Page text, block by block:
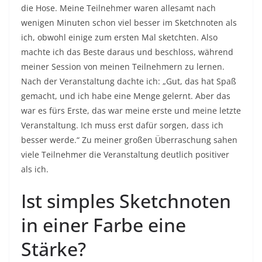
die Hose. Meine Teilnehmer waren allesamt nach
wenigen Minuten schon viel besser im Sketchnoten als
ich, obwohl einige zum ersten Mal sketchten. Also
machte ich das Beste daraus und beschloss, während
meiner Session von meinen Teilnehmern zu lernen.
Nach der Veranstaltung dachte ich: „Gut, das hat Spaß
gemacht, und ich habe eine Menge gelernt. Aber das
war es fürs Erste, das war meine erste und meine letzte
Veranstaltung. Ich muss erst dafür sorgen, dass ich
besser werde.“ Zu meiner großen Überraschung sahen
viele Teilnehmer die Veranstaltung deutlich positiver
als ich.
Ist simples Sketchnoten
in einer Farbe eine
Stärke?